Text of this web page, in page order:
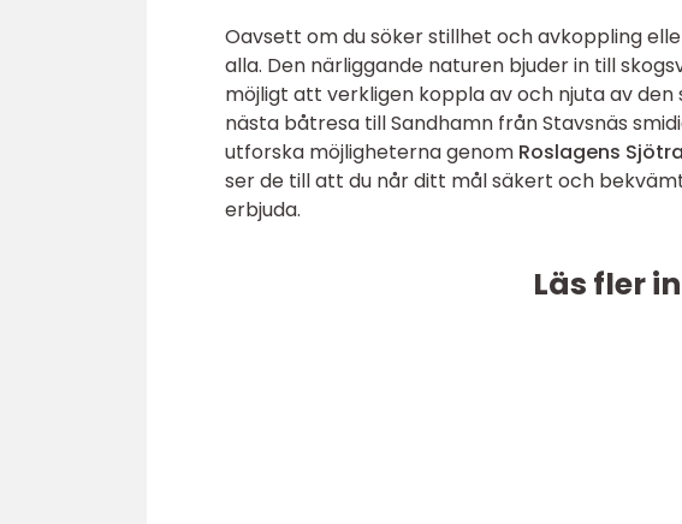
Oavsett om du söker stillhet och avkoppling
alla. Den närliggande naturen bjuder in till
möjligt att verkligen koppla av och njuta av
nästa båtresa till Sandhamn från Stavsnäs
utforska möjligheterna genom Roslagens
ser de till att du når ditt mål säkert och
erbjuda.
Läs fler